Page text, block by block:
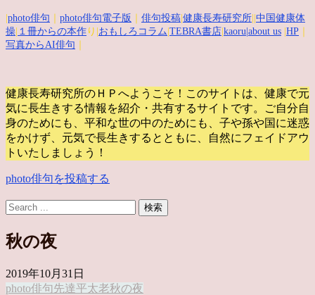
photo俳句 photo俳句電子版 俳句投稿 健康長寿研究所 中国健康体
操 １冊からの本作 り| おもしろコラム TEBRA書店 kaoru |about us HP
写真からAI俳句
健康長寿研究所のＨＰへようこそ！このサイトは、健康で元
気に長生きする情報を紹介・共有するサイトです。
ご自分自
身のためにも、平和な世の中のためにも、子や孫や国に迷惑
をかけず、元気で長生きするとともに、自然にフェイドアウ
トいたしましょう！
photo俳句を投稿する
秋の夜
2019年10月31日
photo俳句先達平太老秋の夜